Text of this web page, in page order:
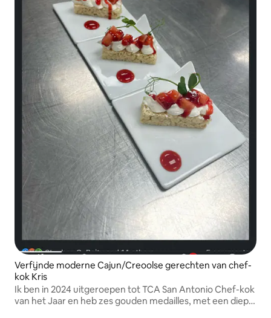
Verfijnde moderne Cajun/Creoolse gerechten van chef-
kok Kris
Ik ben in 2024 uitgeroepen tot TCA San Antonio Chef-kok
van het Jaar en heb zes gouden medailles, met een diepe